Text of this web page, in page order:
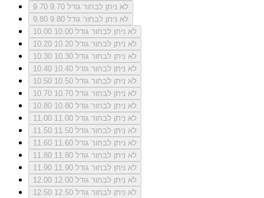
9.70
לא ניתן לבחור גודל 9.70
9.80
לא ניתן לבחור גודל 9.80
10.00
לא ניתן לבחור גודל 10.00
10.20
לא ניתן לבחור גודל 10.20
10.30
לא ניתן לבחור גודל 10.30
10.40
לא ניתן לבחור גודל 10.40
10.50
לא ניתן לבחור גודל 10.50
10.70
לא ניתן לבחור גודל 10.70
10.80
לא ניתן לבחור גודל 10.80
11.00
לא ניתן לבחור גודל 11.00
11.50
לא ניתן לבחור גודל 11.50
11.60
לא ניתן לבחור גודל 11.60
11.80
לא ניתן לבחור גודל 11.80
11.90
לא ניתן לבחור גודל 11.90
12.00
לא ניתן לבחור גודל 12.00
12.50
לא ניתן לבחור גודל 12.50